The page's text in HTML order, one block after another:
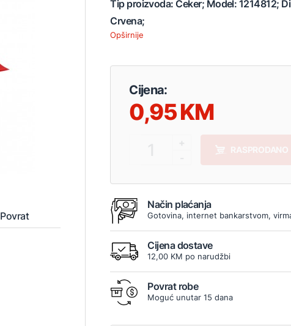
Povrat
Tip proizvoda: Ceker; Model: 1214812;
Crvena;
Opširnije
Cijena:
0,95
RASPRODANO
Način plaćanja
Gotovina, internet bankarstvom,
Cijena dostave
12,00 KM po narudžbi
Povrat robe
Moguć unutar 15 dana